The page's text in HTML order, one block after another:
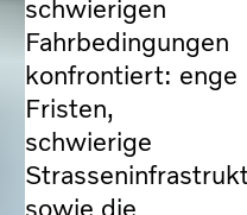
schwierigen
Fahrbedingungen
konfrontiert: enge
Fristen,
schwierige